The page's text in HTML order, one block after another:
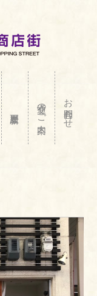
交通のご案内 お問合わせ